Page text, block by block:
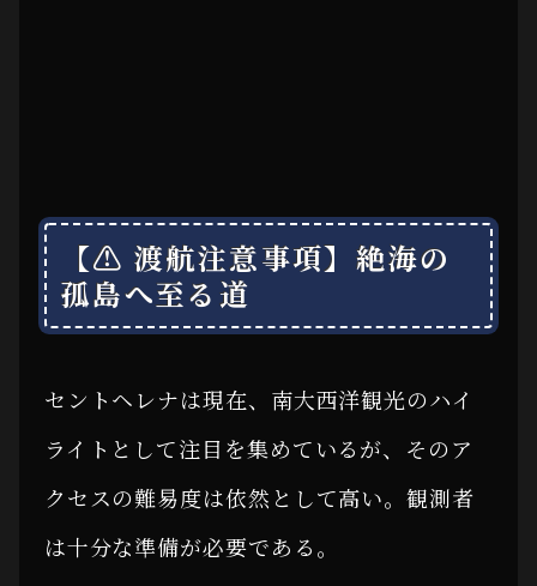
【⚠ 渡航注意事項】絶海の
孤島へ至る道
セントヘレナは現在、南大西洋観光のハイ
ライトとして注目を集めているが、そのア
クセスの難易度は依然として高い。観測者
は十分な準備が必要である。